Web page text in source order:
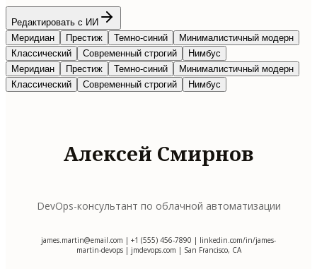
Редактировать с ИИ
Меридиан
Престиж Темно-синий
Минималистичный модерн
Классический
Современный строгий
Нимбус
Меридиан
Престиж Темно-синий
Минималистичный модерн
Классический
Современный строгий Нимбус
Алексей Смирнов
DevOps-консультант по облачной автоматизации
james.martin@email.com | +1 (555) 456-7890 | linkedin.com/in/james-
martin-devops | jmdevops.com | San Francisco, CA